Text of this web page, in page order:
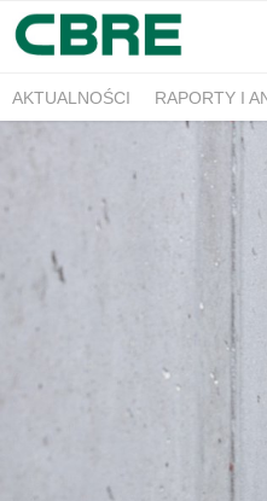
AKTUALNOŚCI RAPORTY I